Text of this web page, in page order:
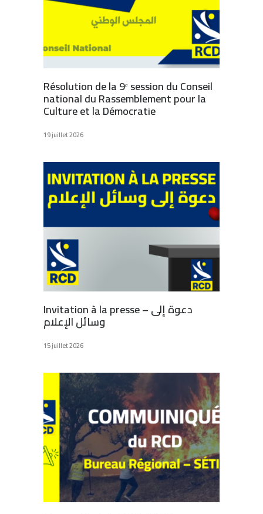
Résolution de la 9ᵉ session du Conseil
national du Rassemblement pour la
Culture et la Démocratie
19 juillet 2026
Invitation à la presse – دعوة إلى
وسائل الإعلام
15 juillet 2026